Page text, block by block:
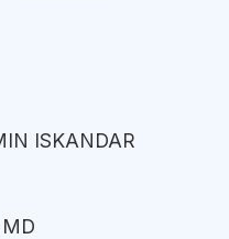
ISKANDAR